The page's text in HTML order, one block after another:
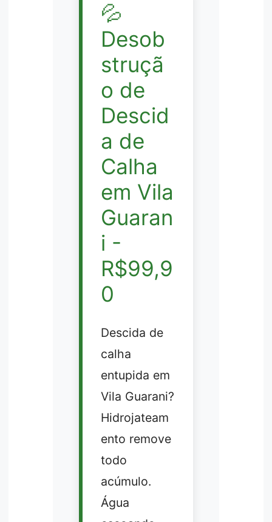
💦
Desob
struçã
o de
Descid
a de
Calha
em Vila
Guaran
i -
R$99,9
0
Descida de
calha
entupida em
Vila Guarani?
Hidrojateam
ento remove
todo
acúmulo.
Água